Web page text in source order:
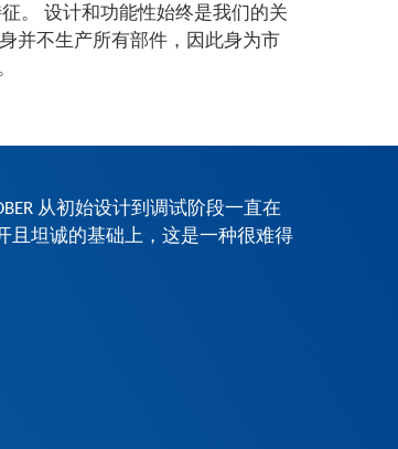
。 设计和功能性始终是我们的关
身并不生产所有部件，因此身为市
从初始设计到调试阶段一直在
且坦诚的基础上，这是一种很难得